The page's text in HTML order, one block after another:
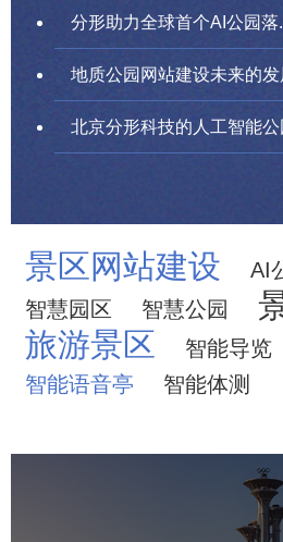
分形助力全球首个AI公园落
地质公园网站建设未来的发
北京分形科技的人工智能公
景区网站建设 AI
智慧园区
智慧公园
旅游景区 智能导览
智能语音亭 智能体测